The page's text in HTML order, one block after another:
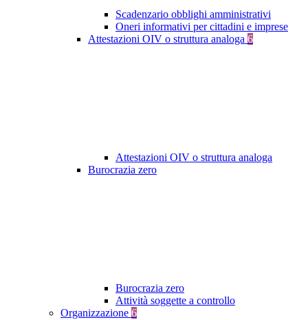
Scadenzario obblighi amministrativi
Oneri informativi per cittadini e imprese
Attestazioni OIV o struttura analoga 6
Attestazioni OIV o struttura analoga
Burocrazia zero
Burocrazia zero
Attività soggette a controllo
Organizzazione 6